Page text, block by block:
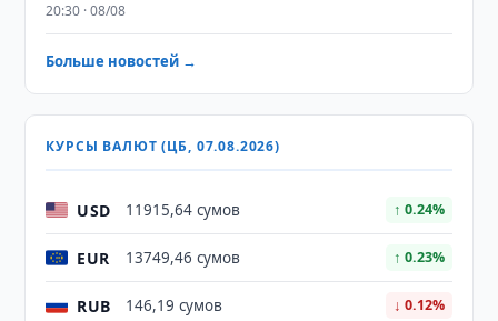
20:30 · 08/08
Больше новостей →
КУРСЫ ВАЛЮТ (ЦБ, 07.08.2026)
USD 11915,64 сумов ↑ 0.24%
EUR 13749,46 сумов ↑ 0.23%
RUB 146,19 сумов ↓ 0.12%